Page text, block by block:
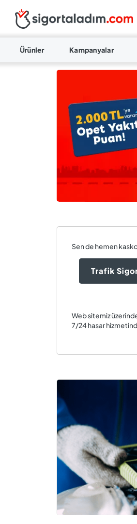
Ürünler Kampanyalar
Sen de hemen
Trafik
Web sitemiz
7/24 hasar